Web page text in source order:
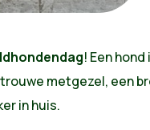
! Een
metgezel, een
in huis.